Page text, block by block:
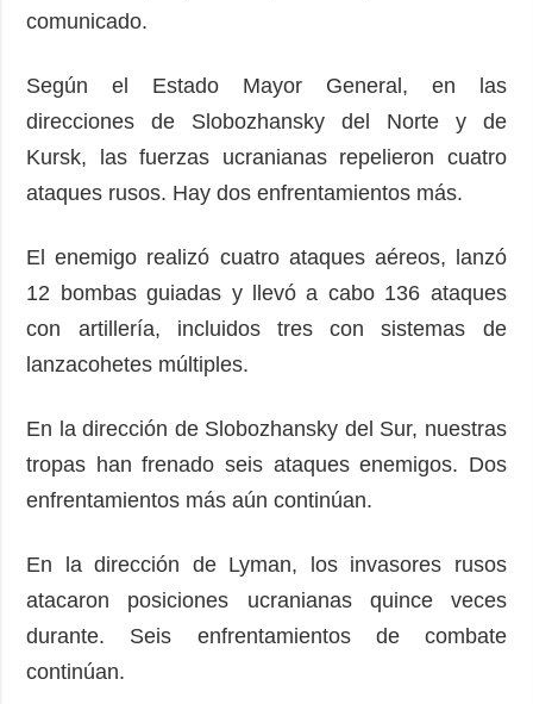
comunicado.
Según el Estado Mayor General, en las
direcciones de Slobozhansky del Norte y de
Kursk, las fuerzas ucranianas repelieron cuatro
ataques rusos. Hay dos enfrentamientos más.
El enemigo realizó cuatro ataques aéreos, lanzó
12 bombas guiadas y llevó a cabo 136 ataques
con artillería, incluidos tres con sistemas de
lanzacohetes múltiples.
En la dirección de Slobozhansky del Sur, nuestras
tropas han frenado seis ataques enemigos. Dos
enfrentamientos más aún continúan.
En la dirección de Lyman, los invasores rusos
atacaron posiciones ucranianas quince veces
durante. Seis enfrentamientos de combate
continúan.